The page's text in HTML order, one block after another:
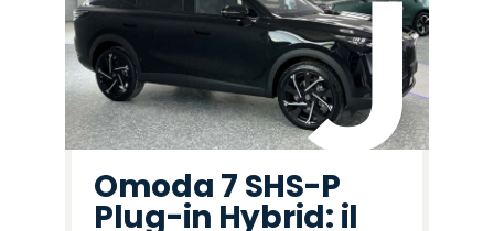
Omoda 7 SHS-P
Plug-in Hybrid: il